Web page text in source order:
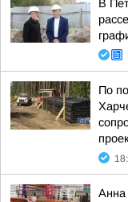
В
По
Анна